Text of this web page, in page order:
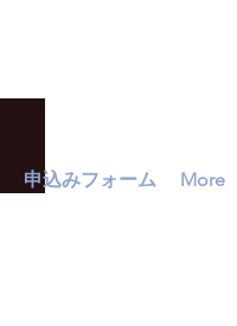
申込みフォーム More